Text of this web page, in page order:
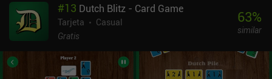
#13 Dutch Blitz - Card Game
Tarjeta
Casual
Gratis
63%
similar